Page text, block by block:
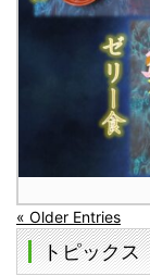
トピックス
« Older Entries